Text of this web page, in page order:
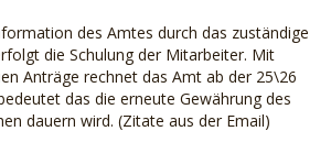
des Amtes durch das zuständige
die Schulung der Mitarbeiter. Mit
Anträge rechnet das Amt ab der 25\26
das die erneute Gewährung des
dauern wird. (Zitate aus der Email)